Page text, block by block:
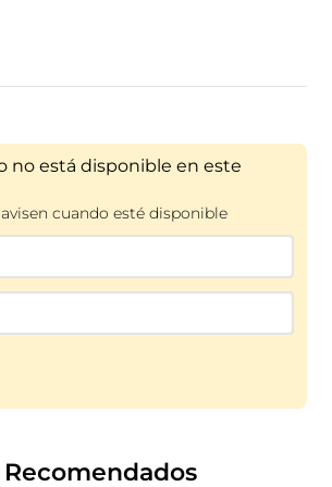
no está disponible en este
cuando esté disponible